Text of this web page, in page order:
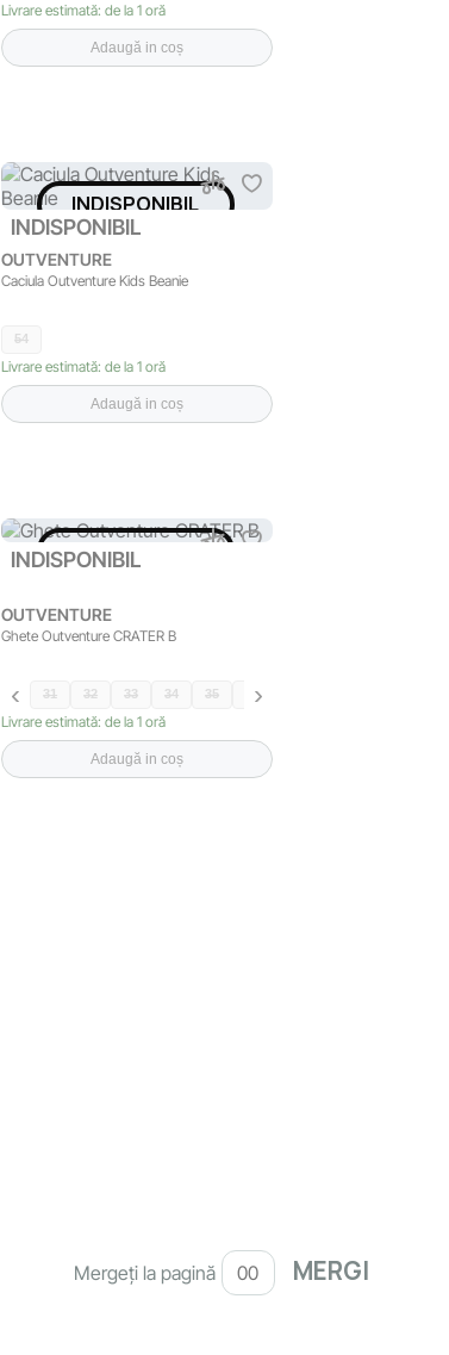
Livrare estimată: de la 1 oră
Adaugă in coș
INDISPONIBIL
INDISPONIBIL
OUTVENTURE
Caciula Outventure Kids Beanie
54
Livrare estimată: de la 1 oră
Adaugă in coș
INDISPONIBIL
INDISPONIBIL
OUTVENTURE
Ghete Outventure CRATER B
31 32 33 34 35 36
Livrare estimată: de la 1 oră
Adaugă in coș
Mergeți la pagină